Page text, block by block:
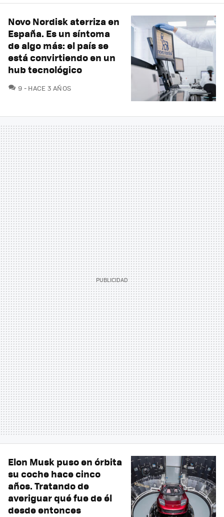
Novo Nordisk aterriza en
España. Es un síntoma
de algo más: el país se
está convirtiendo en un
hub tecnológico
9 COMENTARIOS
HACE 3 AÑOS
Elon Musk puso en órbita
su coche hace cinco
años. Tratando de
averiguar qué fue de él
desde entonces